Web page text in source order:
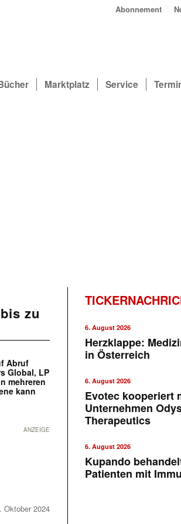
Abonnement
Marktplatz Service
zu
Abruf
Global, LP
mehreren
kann
ANZEIGE
Oktober 2024
6. August 2026
Herzklappe:
in Österreich
6. August 2026
Evotec kooperiert
Unternehmen
Therapeutics
6. August 2026
Kupando
Patienten mit